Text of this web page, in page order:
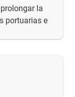
la
portuarias e